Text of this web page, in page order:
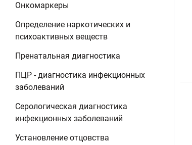
Онкомаркеры
Определение наркотических и
психоактивных веществ
Пренатальная диагностика
ПЦР - диагностика инфекционных
заболеваний
Серологическая диагностика
инфекционных заболеваний
Установление отцовства